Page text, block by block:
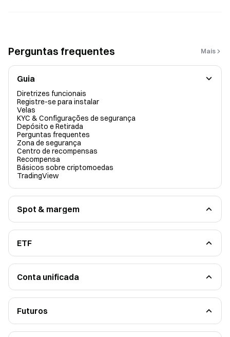
Perguntas frequentes Mais
Guia
Diretrizes funcionais
Registre-se para instalar
Velas
KYC & Configurações de segurança
Depósito e Retirada
Perguntas frequentes
Zona de segurança
Centro de recompensas
Recompensa
Básicos sobre criptomoedas
TradingView
Spot & margem
Transação delegada
ETF
Conta unificada
Futuros